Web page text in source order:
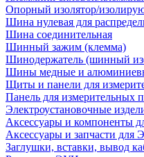
Опорный изолятор/
Шина нулевая для
Шина соединительная
Шинный зажим (клемма)
Шинодержатель (шинный
Шины медные и
Щиты и панели для
Панель для измерительных
Электроустановочные
Аксессуары и компоненты
Аксессуары и запчасти для
Заглушки, вставки, вывод